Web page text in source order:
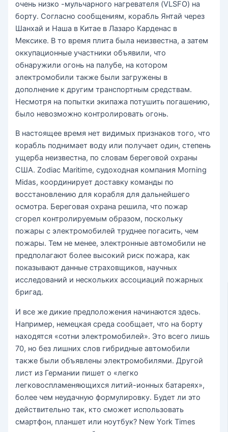
очень низко -мульчарного нагревателя (VLSFO) на
борту. Согласно сообщениям, корабль Янтай через
Шанхай и Наша в Китае в Лазаро Карденас в
Мексике. В то время плита была неизвестна, а затем
оккупационные участники объявили, что
обнаружили огонь на палубе, на котором
электромобили также были загружены в
дополнение к другим транспортным средствам.
Несмотря на попытки экипажа потушить погашению,
было невозможно контролировать огонь.
В настоящее время нет видимых признаков того, что
корабль поднимает воду или получает один, степень
ущерба неизвестна, по словам береговой охраны
США. Zodiac Maritime, судоходная компания Morning
Midas, координирует доставку команды по
восстановлению для корабля для дальнейшего
осмотра. Береговая охрана решила, что пожар
сгорел контролируемым образом, поскольку
пожары с электромобилей труднее погасить, чем
пожары. Тем не менее, электронные автомобили не
предполагают более высокий риск пожара, как
показывают данные страховщиков, научных
исследований и нескольких ассоциаций пожарных
бригад.
И все же дикие предположения начинаются здесь.
Например, немецкая среда сообщает, что на борту
находятся «сотни электромобилей». Это всего лишь
70, но без лишних слов гибридные автомобили
также были объявлены электромобилями. Другой
лист из Германии пишет о «легко
легковоспламеняющихся литий-ионных батареях»,
более чем неудачную формулировку. Будет ли это
действительно так, кто сможет использовать
смартфон, планшет или ноутбук? New York Times